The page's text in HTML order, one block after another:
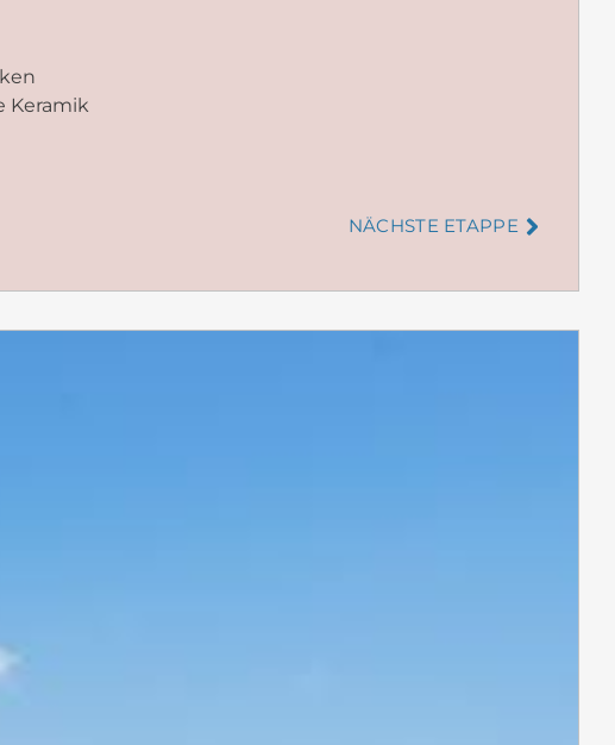
Keramik
NÄCHSTE ETAPPE